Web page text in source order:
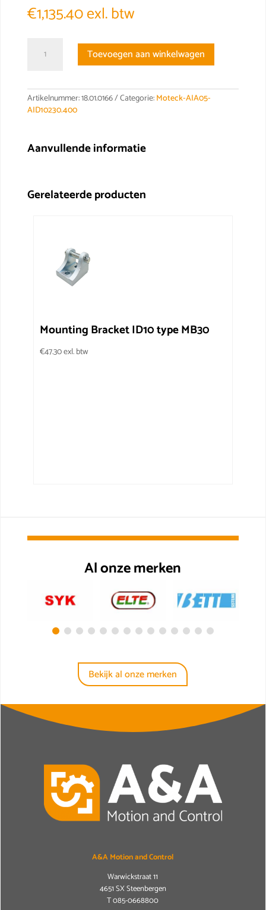
€1,135.40exl. btw
AID10230/40005B450LT
Actuator
230V
aantal
Toevoegen aan winkelwagen
Artikelnummer:18.01.0166 Categorie:Moteck-AIA05-
AID10230.400
Aanvullende informatie
Gerelateerde producten
Mounting Bracket ID10 type MB30
€47.30exl. btw
Al onze merken
Bekijk al onze merken
A&A Motion and Control
Warwickstraat 11
4651 SX Steenbergen
T085-0668800